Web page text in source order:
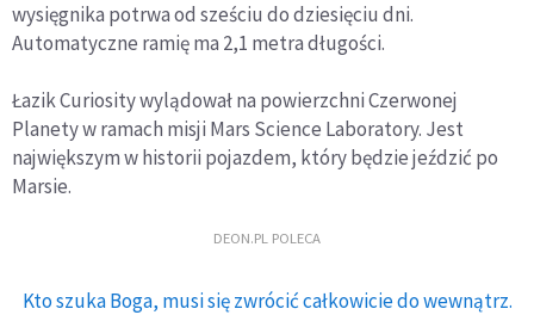
wysięgnika potrwa od sześciu do dziesięciu dni.
Automatyczne ramię ma 2,1 metra długości.
Łazik Curiosity wylądował na powierzchni Czerwonej
Planety w ramach misji Mars Science Laboratory. Jest
największym w historii pojazdem, który będzie jeździć po
Marsie.
DEON.PL POLECA
Kto szuka Boga, musi się zwrócić całkowicie do wewnątrz.